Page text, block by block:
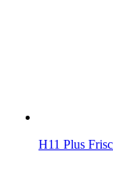
H11 Plus